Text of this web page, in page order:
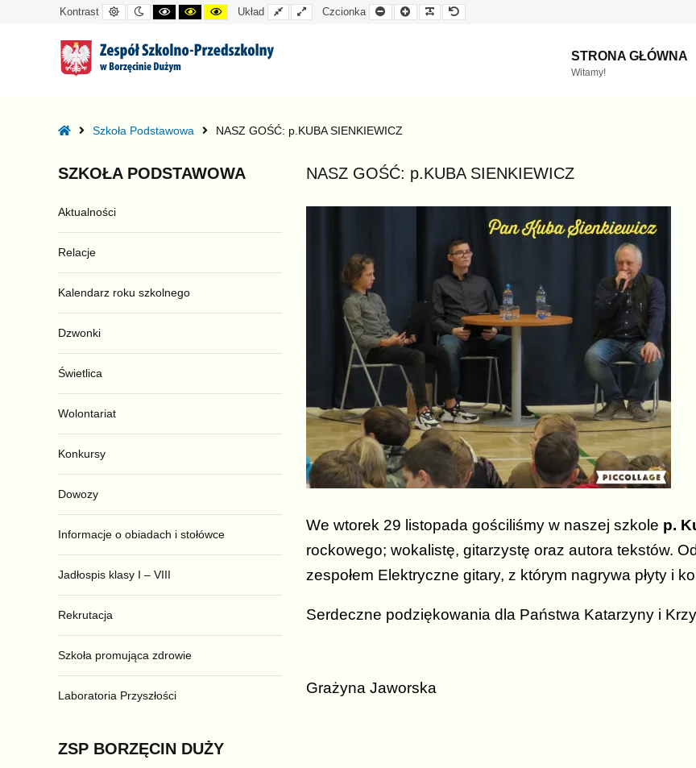
SIENKIEWICZ
Kontrast
Kontrast
domyślny
Tryb
nocny
Kontrast
czarno-
Kontrast
czarno-
Kontrast
żółto-
Układ
Układ
standardowy
Układ
szeroki
Czcionka
Mniejsza
czcionka
Większa
czcionka
Czytelna
czcionkaczcionka
STRONA GŁÓWNA
Witamy!
HomeSzkoła Podstawowa NASZ GOŚĆ: p.KUBA SIENKIEWICZ
NASZ GOŚĆ: p.KUBA SIENKIEWICZ
We wtorek 29 listopada gościliśmy w naszej szkole p.
rockowego; wokalistę, gitarzystę oraz autora tekstów.
zespołem Elektryczne gitary, z którym nagrywa płyty i
Serdeczne podziękowania dla Państwa Katarzyny i
Grażyna Jaworska
SZKOŁA PODSTAWOWA
Aktualności
Relacje
Kalendarz roku szkolnego
Dzwonki
Świetlica
Wolontariat
Konkursy
Dowozy
Informacje o obiadach i stołówce
Jadłospis klasy I – VIII
Rekrutacja
Szkoła promująca zdrowie
Laboratoria Przyszłości
ZSP BORZĘCIN DUŻY